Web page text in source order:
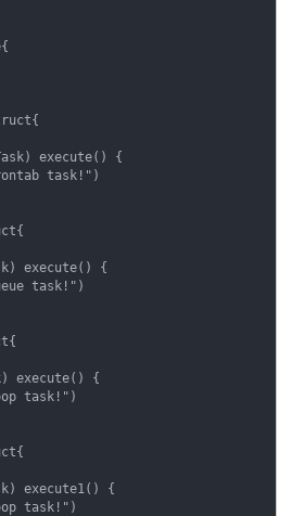
execute() {
execute() {
execute() {
execute1() {